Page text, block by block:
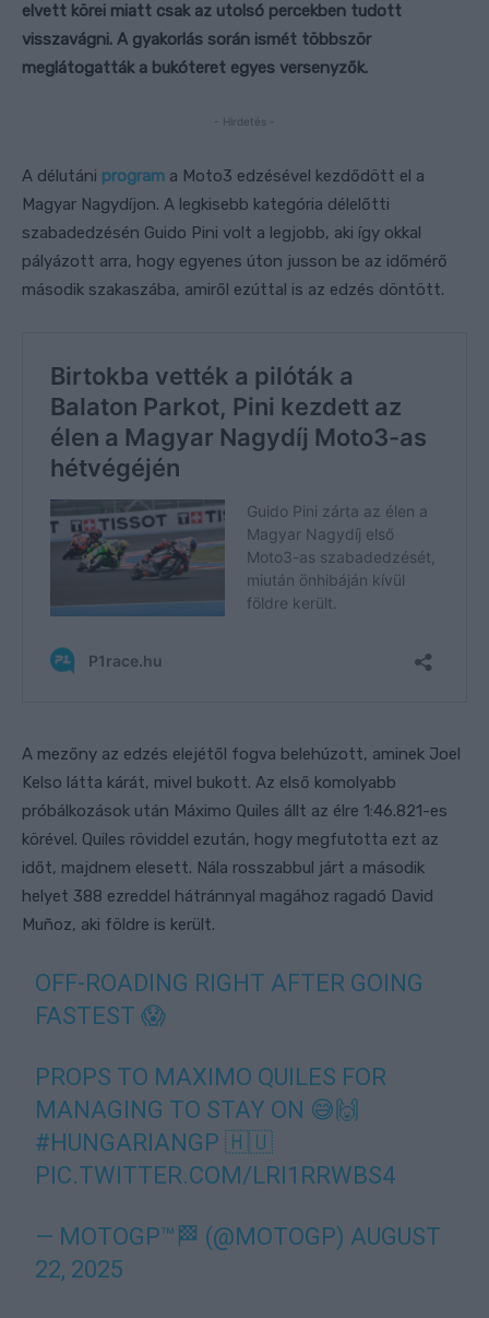
elvett körei miatt csak az utolsó percekben tudott
visszavágni. A gyakorlás során ismét többször
meglátogatták a bukóteret egyes versenyzők.
- Hirdetés -
A délutáni program a Moto3 edzésével kezdődött el a
Magyar Nagydíjon. A legkisebb kategória délelőtti
szabadedzésén Guido Pini volt a legjobb, aki így okkal
pályázott arra, hogy egyenes úton jusson be az időmérő
második szakaszába, amiről ezúttal is az edzés döntött.
A mezőny az edzés elejétől fogva belehúzott, aminek Joel
Kelso látta kárát, mivel bukott. Az első komolyabb
próbálkozások után Máximo Quiles állt az élre 1:46.821-es
körével. Quiles röviddel ezután, hogy megfutotta ezt az
időt, majdnem elesett. Nála rosszabbul járt a második
helyet 388 ezreddel hátránnyal magához ragadó David
Muñoz, aki földre is került.
OFF-ROADING RIGHT AFTER GOING
FASTEST 😱
PROPS TO MAXIMO QUILES FOR
MANAGING TO STAY ON 😅🙌
#HUNGARIANGP 🇭🇺
PIC.TWITTER.COM/LRI1RRWBS4
— MOTOGP™🏁 (@MOTOGP) AUGUST
22, 2025